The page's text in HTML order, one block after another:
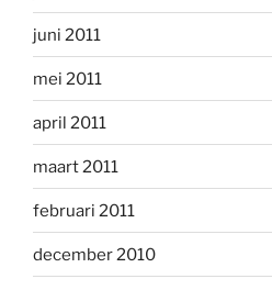
juni 2011
mei 2011
april 2011
maart 2011
februari 2011
december 2010